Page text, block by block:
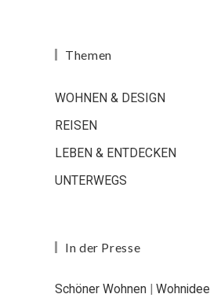
Themen
WOHNEN & DESIGN
REISEN
LEBEN & ENTDECKEN
UNTERWEGS
In der Presse
Schöner Wohnen | Wohnidee